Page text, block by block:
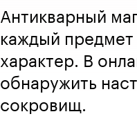
Антикварный
каждый
характер. В
обнаружить
сокровищ.